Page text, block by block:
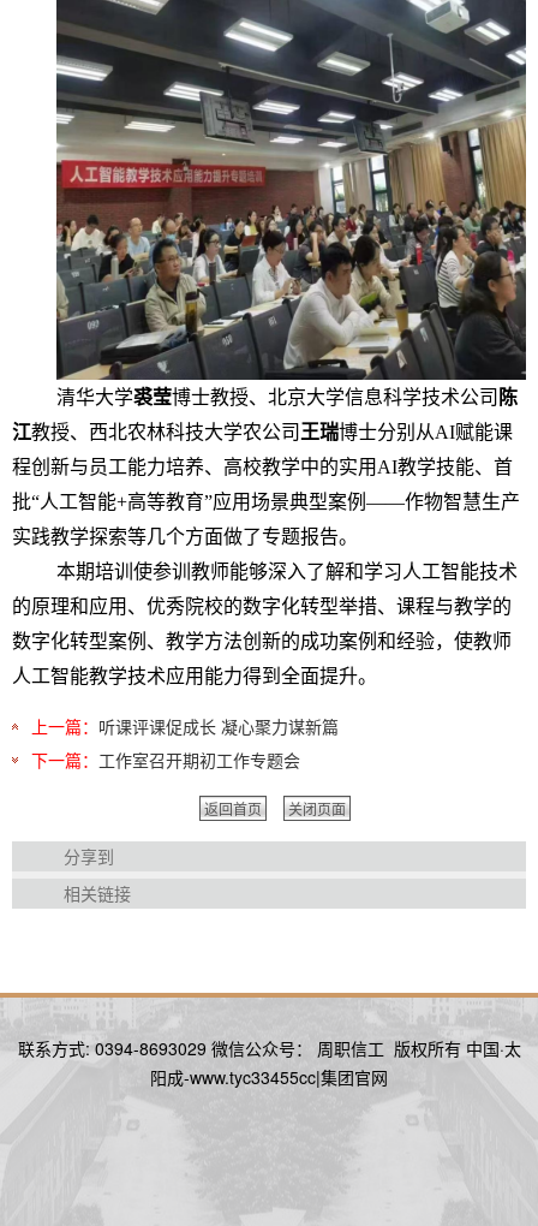
清华大学裘莹博士教授、北京大学信息科学技术公司 陈
江教授、西北农林科技大学农公司 王瑞博士分别从AI赋能课
程创新与员工能力培养、高校教学中的实用AI教学技能、首
批“人工智能+高等教育”应用场景典型案例——作物智慧生产
实践教学探索等几个方面做了专题报告。
本期培训使参训教师能够深入了解和学习人工智能技术
的原理和应用、优秀院校的数字化转型举措、课程与教学的
数字化转型案例、教学方法创新的成功案例和经验，使教师
人工智能教学技术应用能力得到全面提升。
上一篇： 听课评课促成长 凝心聚力谋新篇
下一篇： 工作室召开期初工作专题会
返回首页 关闭页面
分享到
相关链接
联系方式: 0394-8693029 微信公众号： 周职信工 版权所有 中国·太
阳成-www.tyc33455cc|集团官网